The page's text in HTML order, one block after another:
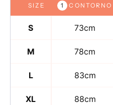
SIZE CONTORNO
S 73cm
M 78cm
L 83cm
XL 88cm